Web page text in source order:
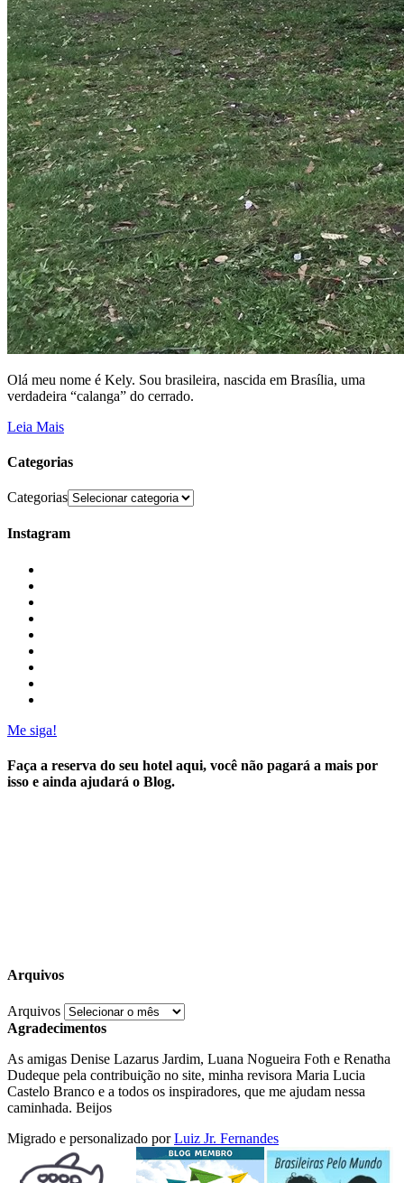
Olá meu nome é Kely. Sou brasileira, nascida em Brasília, uma
verdadeira “calanga” do cerrado.
Leia Mais
Categorias
Categorias
Instagram
Me siga!
Faça a reserva do seu hotel aqui, você não pagará a mais por
isso e ainda ajudará o Blog.
Arquivos
Arquivos
Agradecimentos
As amigas Denise Lazarus Jardim, Luana Nogueira Foth e Renatha
Dudeque pela contribuição no site, minha revisora Maria Lucia
Castelo Branco e a todos os inspiradores, que me ajudam nessa
caminhada. Beijos
Migrado e personalizado porLuiz Jr. Fernandes